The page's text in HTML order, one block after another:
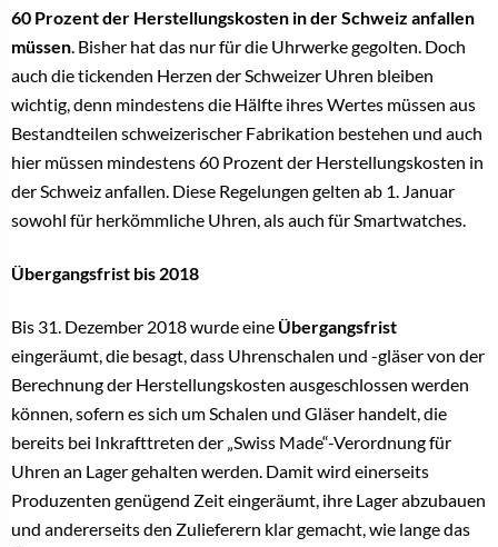
60 Prozent der Herstellungskosten in der Schweiz anfallen
müssen . Bisher hat das nur für die Uhrwerke gegolten. Doch
auch die tickenden Herzen der Schweizer Uhren bleiben
wichtig, denn mindestens die Hälfte ihres Wertes müssen aus
Bestandteilen schweizerischer Fabrikation bestehen und auch
hier müssen mindestens 60 Prozent der Herstellungskosten in
der Schweiz anfallen. Diese Regelungen gelten ab 1. Januar
sowohl für herkömmliche Uhren, als auch für Smartwatches.
Übergangsfrist bis 2018
Bis 31. Dezember 2018 wurde eine Übergangsfrist
eingeräumt, die besagt, dass Uhrenschalen und -gläser von der
Berechnung der Herstellungskosten ausgeschlossen werden
können, sofern es sich um Schalen und Gläser handelt, die
bereits bei Inkrafttreten der „Swiss Made“-Verordnung für
Uhren an Lager gehalten werden. Damit wird einerseits
Produzenten genügend Zeit eingeräumt, ihre Lager abzubauen
und andererseits den Zulieferern klar gemacht, wie lange das